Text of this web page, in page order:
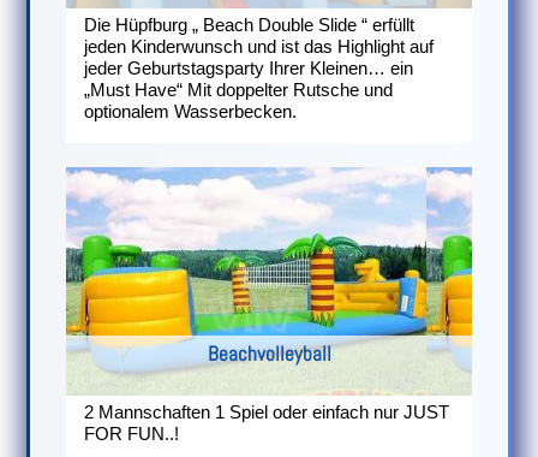
Die Hüpfburg „ Beach Double Slide “ erfüllt
jeden Kinderwunsch und ist das Highlight auf
jeder Geburtstagsparty Ihrer Kleinen… ein
„Must Have“ Mit doppelter Rutsche und
optionalem Wasserbecken.
Beachvolleyball
2 Mannschaften 1 Spiel oder einfach nur JUST
FOR FUN..!